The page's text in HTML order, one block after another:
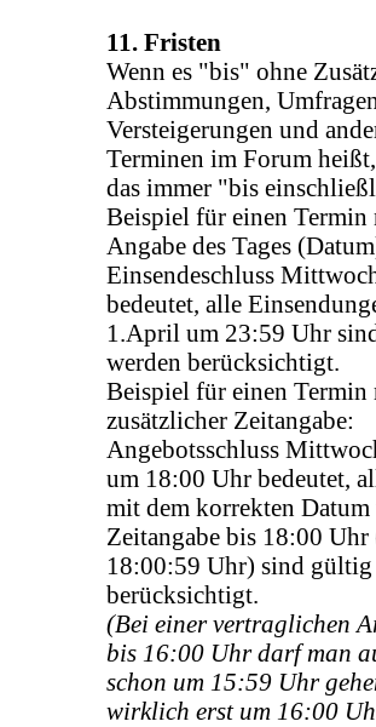
11. Fristen
Wenn es "bis" ohne
Abstimmungen,
Versteigerungen und
Terminen im Forum
das immer "bis
Beispiel für einen Termin
Angabe des Tages
Einsendeschluss
bedeutet, alle
1.April um 23:59 Uhr
werden berücksichtigt.
Beispiel für einen Termin
zusätzlicher Zeitangabe:
Angebotsschluss
um 18:00 Uhr bedeutet,
mit dem korrekten Datum
Zeitangabe bis 18:00 Uhr
18:00:59 Uhr) sind gültig
berücksichtigt.
(Bei einer vertraglichen
bis 16:00 Uhr darf man
schon um 15:59 Uhr
wirklich erst um 16:00